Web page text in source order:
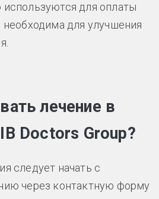
для оплаты
для улучшения
лечение в
Doctors Group?
следует начать с
через контактную форму